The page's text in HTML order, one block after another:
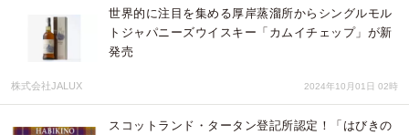
世界的に注目を集める厚岸蒸溜所からシングルモル
トジャパニーズウイスキー「カムイチェップ」が新
発売
株式会社JALUX 2024年10月01日 02時
スコットランド・タータン登記所認定！「はびきの